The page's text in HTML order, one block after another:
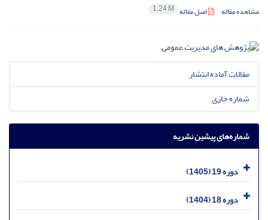
مشاهده مقاله اصل مقاله 1.24 M
مقالات آماده انتشار
شماره جاری
شماره‌های پیشین نشریه
دوره 19 (1405)
دوره 18 (1404)